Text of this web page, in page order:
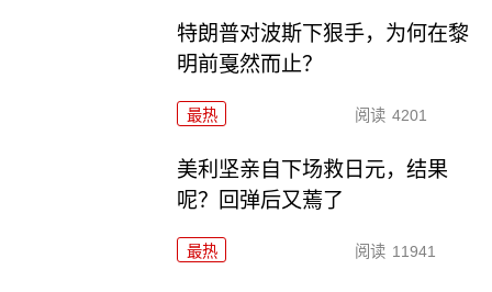
特朗普对波斯下狠手，为何在黎
明前戛然而止？
最热 阅读 4201
美利坚亲自下场救日元，结果
呢？回弹后又蔫了
最热 阅读 11941